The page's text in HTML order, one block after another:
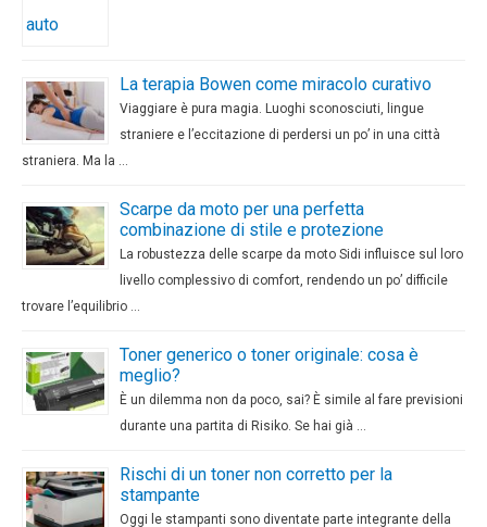
La terapia Bowen come miracolo curativo
Viaggiare è pura magia. Luoghi sconosciuti, lingue
straniere e l’eccitazione di perdersi un po’ in una città
straniera. Ma la …
Scarpe da moto per una perfetta
combinazione di stile e protezione
La robustezza delle scarpe da moto Sidi influisce sul loro
livello complessivo di comfort, rendendo un po’ difficile
trovare l’equilibrio …
Toner generico o toner originale: cosa è
meglio?
È un dilemma non da poco, sai? È simile al fare previsioni
durante una partita di Risiko. Se hai già …
Rischi di un toner non corretto per la
stampante
Oggi le stampanti sono diventate parte integrante della